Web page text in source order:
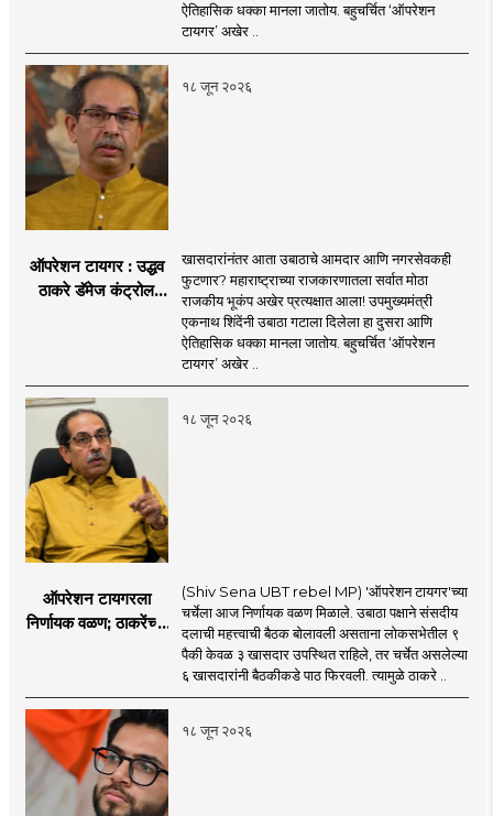
ऐतिहासिक धक्का मानला जातोय. बहुचर्चित ‘ऑपरेशन
टायगर’ अखेर ..
१८ जून २०२६
ऑपरेशन टायगर : उद्धव
ठाकरे डॅमेज कंट्रोल
शिंदेंकडे जाण्याच्या चर्चा
सुरू
खासदारांनंतर आता उबाठाचे आमदार आणि नगरसेवकही
फुटणार? महाराष्ट्राच्या राजकारणातला सर्वात मोठा
राजकीय भूकंप अखेर प्रत्यक्षात आला! उपमुख्यमंत्री
एकनाथ शिंदेंनी उबाठा गटाला दिलेला हा दुसरा आणि
ऐतिहासिक धक्का मानला जातोय. बहुचर्चित ‘ऑपरेशन
टायगर’ अखेर ..
१८ जून २०२६
ऑपरेशन टायगरला
निर्णायक वळण; ठाकरेंच्या
विलीन होण्याचा प्रस्ताव?
(Shiv Sena UBT rebel MP) 'ऑपरेशन टायगर'च्या
चर्चेला आज निर्णायक वळण मिळाले. उबाठा पक्षाने संसदीय
दलाची महत्त्वाची बैठक बोलावली असताना लोकसभेतील ९
पैकी केवळ ३ खासदार उपस्थित राहिले, तर चर्चेत असलेल्या
६ खासदारांनी बैठकीकडे पाठ फिरवली. त्यामुळे ठाकरे ..
१८ जून २०२६